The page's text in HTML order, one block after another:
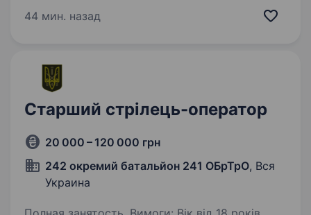
роботи: мобілізація до кінця воєнного стану
44 мин. назад
Старший стрілець-оператор
20 000 – 120 000 грн
242 окремий батальйон 241 ОБрТрО, Вся
Украина